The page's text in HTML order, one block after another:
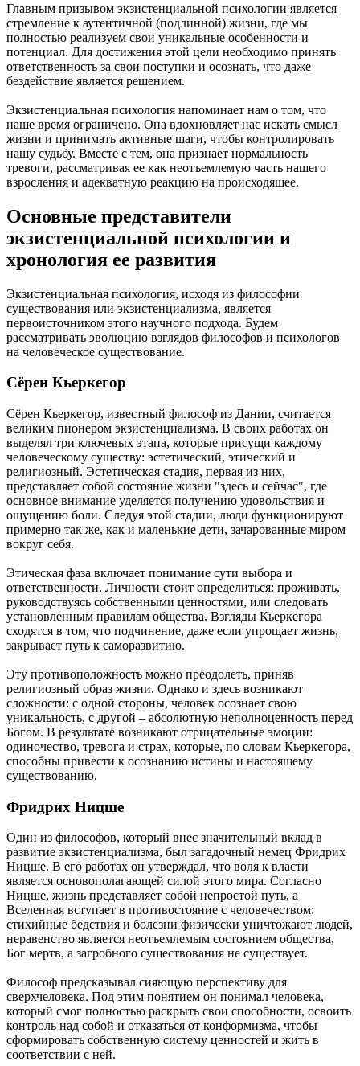
Главным призывом экзистенциальной психологии является
стремление к аутентичной (подлинной) жизни, где мы
полностью реализуем свои уникальные особенности и
потенциал. Для достижения этой цели необходимо принять
ответственность за свои поступки и осознать, что даже
бездействие является решением.
Экзистенциальная психология напоминает нам о том, что
наше время ограничено. Она вдохновляет нас искать смысл
жизни и принимать активные шаги, чтобы контролировать
нашу судьбу. Вместе с тем, она признает нормальность
тревоги, рассматривая ее как неотъемлемую часть нашего
взросления и адекватную реакцию на происходящее.
Основные представители
экзистенциальной психологии и
хронология ее развития
Экзистенциальная психология, исходя из философии
существования или экзистенциализма, является
первоисточником этого научного подхода. Будем
рассматривать эволюцию взглядов философов и психологов
на человеческое существование.
Сёрен Кьеркегор
Сёрен Кьеркегор, известный философ из Дании, считается
великим пионером экзистенциализма. В своих работах он
выделял три ключевых этапа, которые присущи каждому
человеческому существу: эстетический, этический и
религиозный. Эстетическая стадия, первая из них,
представляет собой состояние жизни "здесь и сейчас", где
основное внимание уделяется получению удовольствия и
ощущению боли. Следуя этой стадии, люди функционируют
примерно так же, как и маленькие дети, зачарованные миром
вокруг себя.
Этическая фаза включает понимание сути выбора и
ответственности. Личности стоит определиться: проживать,
руководствуясь собственными ценностями, или следовать
установленным правилам общества. Взгляды Кьеркегора
сходятся в том, что подчинение, даже если упрощает жизнь,
закрывает путь к саморазвитию.
Эту противоположность можно преодолеть, приняв
религиозный образ жизни. Однако и здесь возникают
сложности: с одной стороны, человек осознает свою
уникальность, с другой – абсолютную неполноценность перед
Богом. В результате возникают отрицательные эмоции:
одиночество, тревога и страх, которые, по словам Кьеркегора,
способны привести к осознанию истины и настоящему
существованию.
Фридрих Ницше
Один из философов, который внес значительный вклад в
развитие экзистенциализма, был загадочный немец Фридрих
Ницше. В его работах он утверждал, что воля к власти
является основополагающей силой этого мира. Согласно
Ницше, жизнь представляет собой непростой путь, а
Вселенная вступает в противостояние с человечеством:
стихийные бедствия и болезни физически уничтожают людей,
неравенство является неотъемлемым состоянием общества,
Бог мертв, а загробного существования не существует.
Философ предсказывал сияющую перспективу для
сверхчеловека. Под этим понятием он понимал человека,
который смог полностью раскрыть свои способности, освоить
контроль над собой и отказаться от конформизма, чтобы
сформировать собственную систему ценностей и жить в
соответствии с ней.